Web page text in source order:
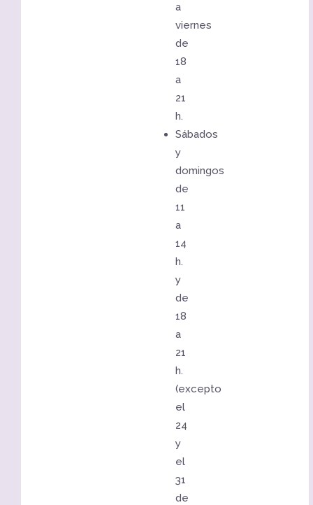
a
viernes
de
18
a
21
h.
Sábados
y
domingos
de
11
a
14
h.
y
de
18
a
21
h.
(excepto
el
24
y
el
31
de